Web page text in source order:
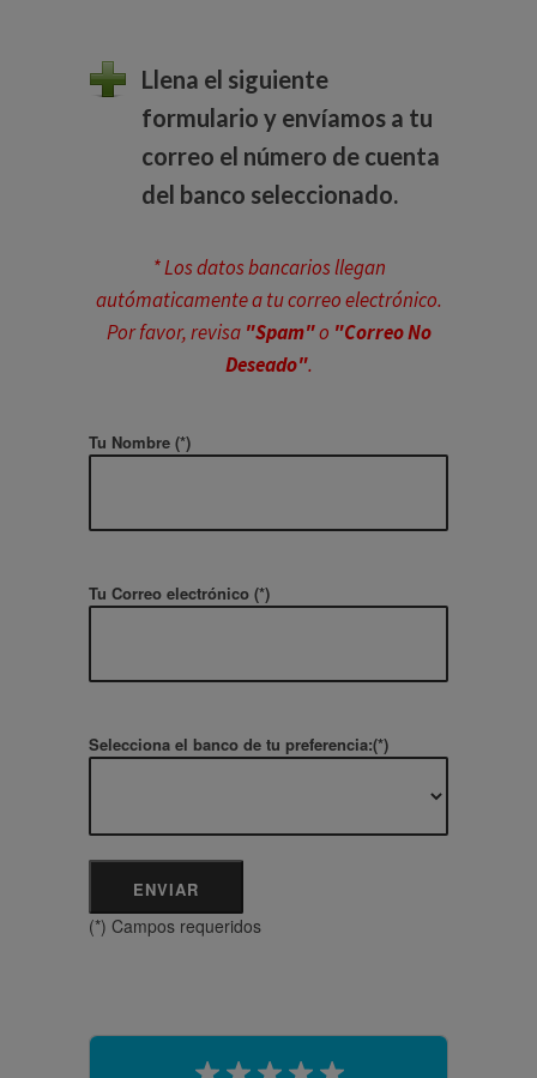
Llena el siguiente
formulario y envíamos a tu
correo el número de cuenta
del banco seleccionado.
* Los datos bancarios llegan
autómaticamente a tu correo electrónico.
Por favor, revisa "Spam"o "Correo No
Deseado".
Tu Nombre (*)
Tu Correo electrónico (*)
Selecciona el banco de tu preferencia:(*)
(*) Campos requeridos